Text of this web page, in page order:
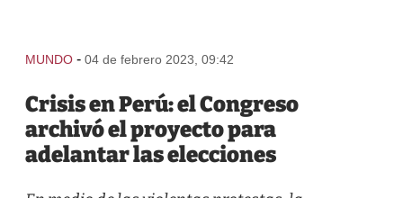
MUNDO - 04 de febrero 2023, 09:42
Crisis en Perú: el Congreso
archivó el proyecto para
adelantar las elecciones